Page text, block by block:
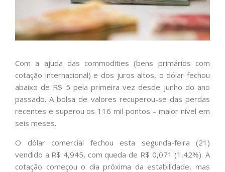
Com a ajuda das commodities (bens primários com
cotação internacional) e dos juros altos, o dólar fechou
abaixo de R$ 5 pela primeira vez desde junho do ano
passado. A bolsa de valores recuperou-se das perdas
recentes e superou os 116 mil pontos – maior nível em
seis meses.
O dólar comercial fechou esta segunda-feira (21)
vendido a R$ 4,945, com queda de R$ 0,071 (1,42%). A
cotação começou o dia próxima da estabilidade, mas